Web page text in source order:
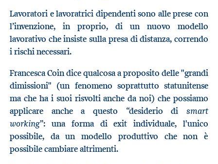
Lavoratori e lavoratrici dipendenti sono alle prese con
l’invenzione, in proprio, di un nuovo modello
lavorativo che insiste sulla presa di distanza, correndo
i rischi necessari.
Francesca Coin dice qualcosa a proposito delle "grandi
dimissioni" (un fenomeno soprattutto statunitense
ma che ha i suoi risvolti anche da noi) che possiamo
applicare anche a questo “desiderio di smart
working”: una forma di exit individuale, l'unico
possibile, da un modello produttivo che non è
possibile cambiare altrimenti.